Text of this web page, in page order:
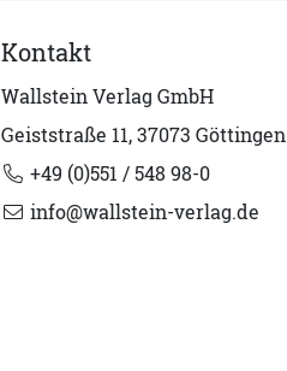
Kontakt
Wallstein Verlag GmbH
Geiststraße 11, 37073 Göttingen
+49 (0)551 / 548 98-0
info@wallstein-verlag.de